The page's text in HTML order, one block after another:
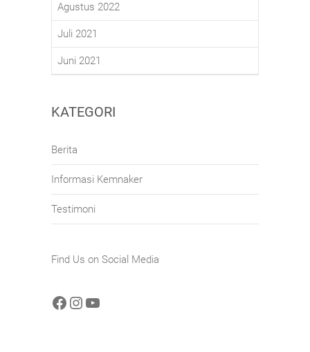
Agustus 2022
Juli 2021
Juni 2021
KATEGORI
Berita
Informasi Kemnaker
Testimoni
Find Us on Social Media
Facebook
Instagram
YouTube